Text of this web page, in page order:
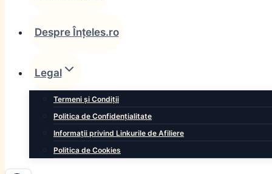
Despre Înțeles.ro
Legal
Termeni și Condiții
Politica de Confidențialitate
Informații privind Linkurile de Afiliere
Politica de Cookies